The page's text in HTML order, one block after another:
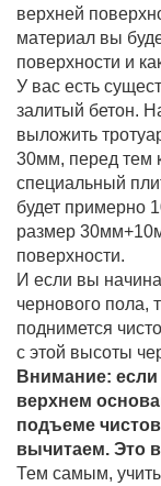
верхней
материал вы
поверхности и
У вас есть
залитый бетон.
выложить
30мм, перед тем
специальный
будет примерно
размер
поверхности.
И если вы
чернового пола,
поднимется
с этой высоты
Внимание:
верхнем
подъеме
вычитаем. Это
Тем самым,